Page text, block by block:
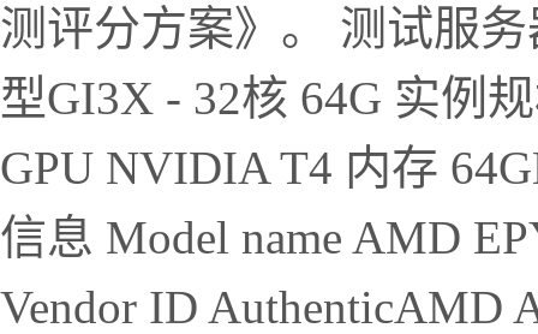
测评分方案》。 测试服
型GI3X - 32核 64G 实例
GPU NVIDIA T4 内存
信息 Model name AMD
Vendor ID AuthenticAMD